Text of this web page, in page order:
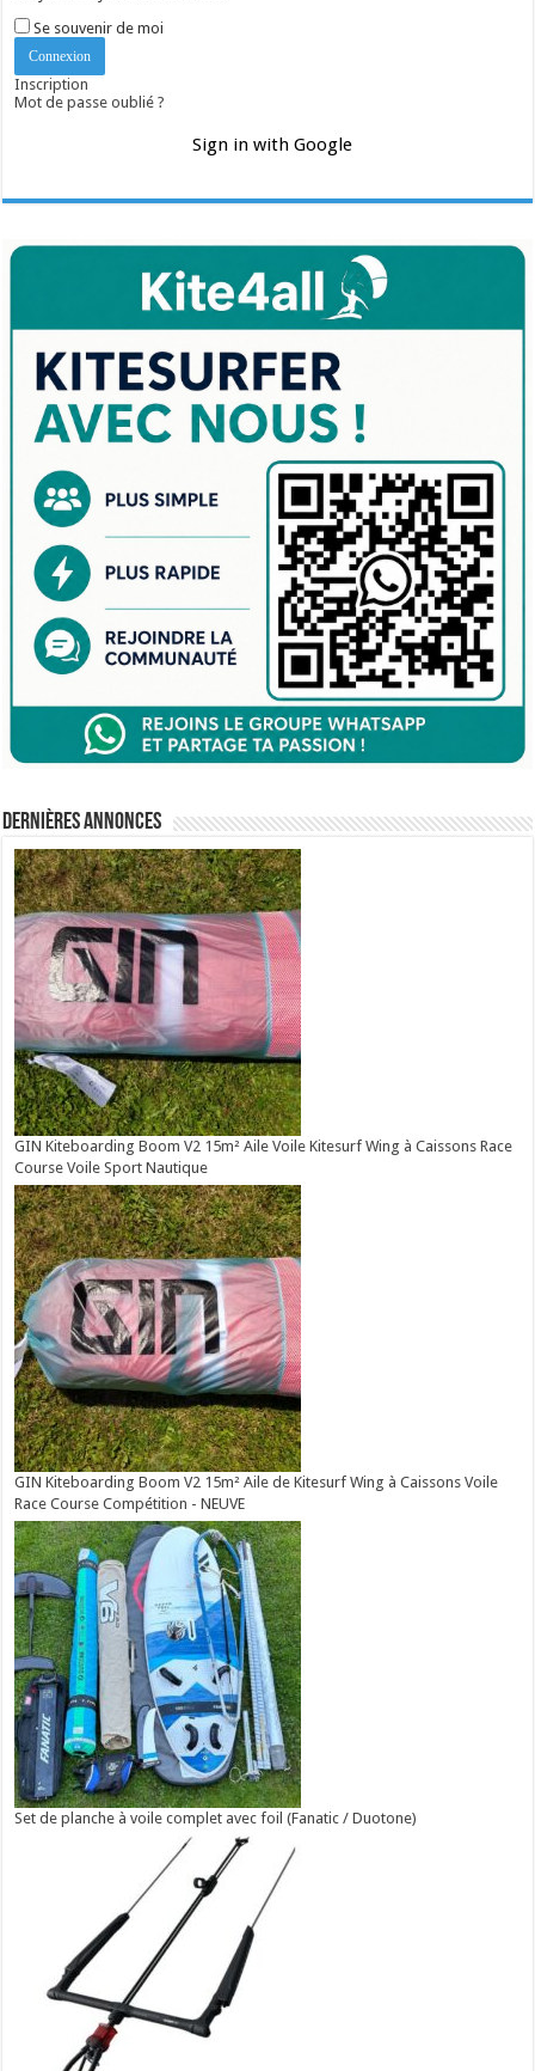
Se souvenir de moi
Inscription
Mot de passe oublié ?
Sign in with Google
Dernières annonces
GIN Kiteboarding Boom V2 15m² Aile Voile Kitesurf Wing à Caissons Race
Course Voile Sport Nautique
GIN Kiteboarding Boom V2 15m² Aile de Kitesurf Wing à Caissons Voile
Race Course Compétition - NEUVE
Set de planche à voile complet avec foil (Fanatic / Duotone)